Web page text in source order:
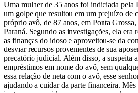
Uma mulher de 35 anos foi indiciada
um golpe que resultou em um prejuízo de
próprio avô, de 87 anos, em Ponta
Paraná. Segundo as investigações, ela era
as finanças do idoso e aproveitou-se da
desviar recursos provenientes de sua
precatório judicial. Além disso, a suspeita
empréstimos em nome do avô, sem
essa relação de neta com o avô, esse
ajudando a cuidar da parte financeira. Mês